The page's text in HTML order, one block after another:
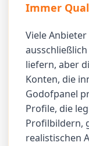
Immer
Viele
liefern, aber
Konten, die
Godofpanel
Profile, die
Profilbildern,
realistischen